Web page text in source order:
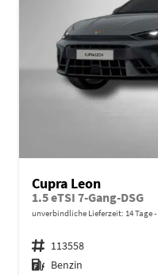
Cupra Leon
1.5 eTSI 7-Gang-DSG
unverbindliche Lieferzeit: 14 Tage
Fahrzeugnr. 113558
Kraftstoff Benzin